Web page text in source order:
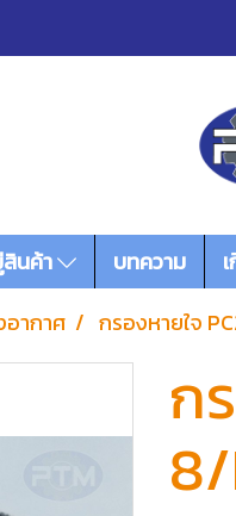
นค้า บทความ
ากาศ กรองหายใจ
ก